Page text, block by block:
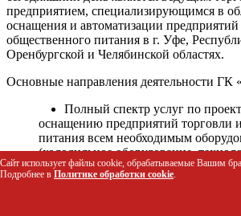
предприятием, специализирующимся в
оснащения и автоматизации предприятий
общественного питания в г. Уфе,
Оренбургской и Челябинской областях.
Основные направления деятельности ГК
Полный спектр услуг по
оснащению предприятий торговли
питания всем необходимым
(холодильное оборудование,
оборудование, стеллажное
Автоматизация торговых
Сайт использует файлы cookie, обрабатываемые Вашим
Подробнее в Политике обработки cookie.